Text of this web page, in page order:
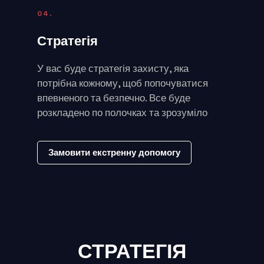
04.
Стратегія
У вас буде стратегія захисту, яка
потрібна кожному, щоб попочуватися
впевненого та безпечно. Все буде
розкладено по полочках та зрозуміло
Замовити екстренну допомогу
СТРАТЕГІЯ